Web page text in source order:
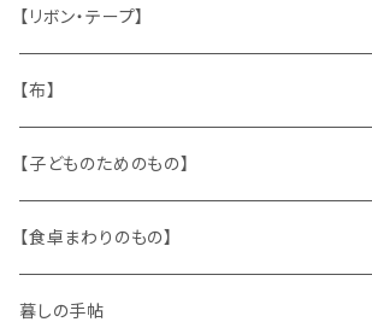
キャラクター
ピノキオ
メタル製品
缶、箱
陶磁器
文房具
木製品
ミニチュア、ドールハウス
シール、ステッカー、クロモス
袋、箱、ナプキン、コースター
パズル、ゲーム
古本、古雑誌、古えほん
古レコード
スタンプ
文房具
貝
メタル
ガラス
プラスチック
紙
【リボン・テープ】
チロルテープ・イニシャルテープ
トリム
ワッペン
【布】
キッチンクロス、ナプキン
ニット
布地
【子どものためのもの】
身に着けるもの
【食卓まわりのもの】
ガラス
暮しの手帖